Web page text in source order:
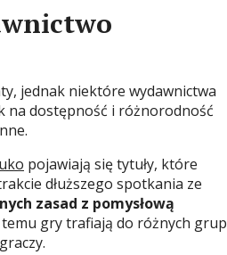
jednak niektóre wydawnictwa
na dostępność i różnorodność
pojawiają się tytuły, które
dłuższego spotkania ze
zasad z pomysłową
gry trafiają do różnych grup